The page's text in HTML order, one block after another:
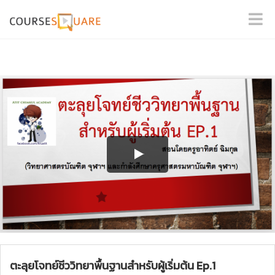
ตะลุยโจทย์ชีววิทยาพื้นฐานสำหรับผู้เริ่มต้น Ep.1